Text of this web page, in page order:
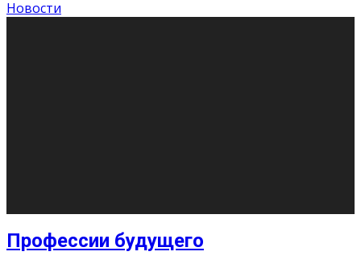
Новости
Как бороться со стрессом